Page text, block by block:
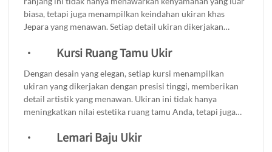
juga memberikan sentuhan artistik yang memikat. Cocok
untuk berbagai gaya dekorasi, dari minimalis hingga
tradisional, set meja kursi makan ini adalah pilihan tepat
biasa, tetapi juga menampilkan keindahan ukiran khas
Jepara yang menawan. Setiap detail ukiran dikerjakan
centerpiece yang memukau dalam ruangan Anda. Ranjang
dekoratif yang menambahkan sentuhan mewah dan gaya
pada kamar tidur Anda.
· Kursi Ruang Tamu Ukir
Dengan desain yang elegan, setiap kursi menampilkan
ukiran yang dikerjakan dengan presisi tinggi, memberikan
detail artistik yang menawan. Ukiran ini tidak hanya
meningkatkan nilai estetika ruang tamu Anda, tetapi juga
diperhatikan. Daya tahan yang luar biasa dari kursi ini
· Lemari Baju Ukir